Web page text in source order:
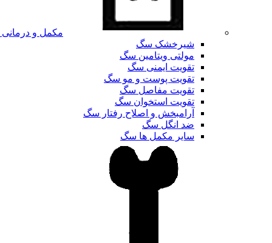
مکمل و
شیرخشک سگ
مولتی ویتامین سگ
تقویت ایمنی سگ
تقویت پوست و مو سگ
تقویت مفاصل سگ
تقویت استخوان سگ
آرامبخش و اصلاح رفتار سگ
ضد انگل سگ
سایر مکمل ها سگ